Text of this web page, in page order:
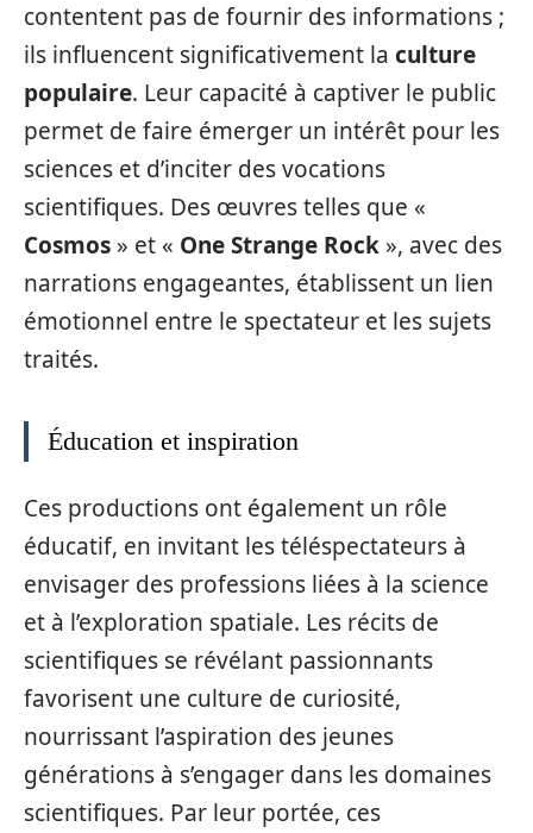
contentent pas de fournir des informations ;
ils influencent significativement la culture
populaire. Leur capacité à captiver le public
permet de faire émerger un intérêt pour les
sciences et d’inciter des vocations
scientifiques. Des œuvres telles que «
Cosmos » et « One Strange Rock », avec des
narrations engageantes, établissent un lien
émotionnel entre le spectateur et les sujets
traités.
Éducation et inspiration
Ces productions ont également un rôle
éducatif, en invitant les téléspectateurs à
envisager des professions liées à la science
et à l’exploration spatiale. Les récits de
scientifiques se révélant passionnants
favorisent une culture de curiosité,
nourrissant l’aspiration des jeunes
générations à s’engager dans les domaines
scientifiques. Par leur portée, ces